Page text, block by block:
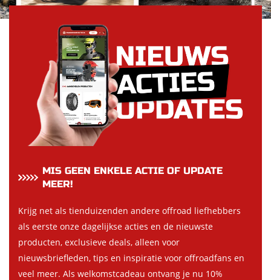
MIS GEEN ENKELE ACTIE OF UPDATE
MEER!
Krijg net als tienduizenden andere offroad liefhebbers
als eerste onze dagelijkse acties en de nieuwste
producten, exclusieve deals, alleen voor
nieuwsbriefleden, tips en inspiratie voor offroadfans en
veel meer. Als welkomstcadeau ontvang je nu 10%